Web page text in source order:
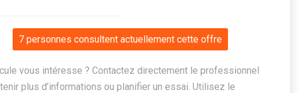
7 personnes consultent actuellement cette offre
vous intéresse ? Contactez directement le professionnel
plus d’informations ou planifier un essai. Utilisez le